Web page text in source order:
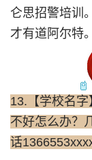
仑思招警培训
才有道阿尔特。
13.【学校名
不好怎么办？
话1366553xxxx